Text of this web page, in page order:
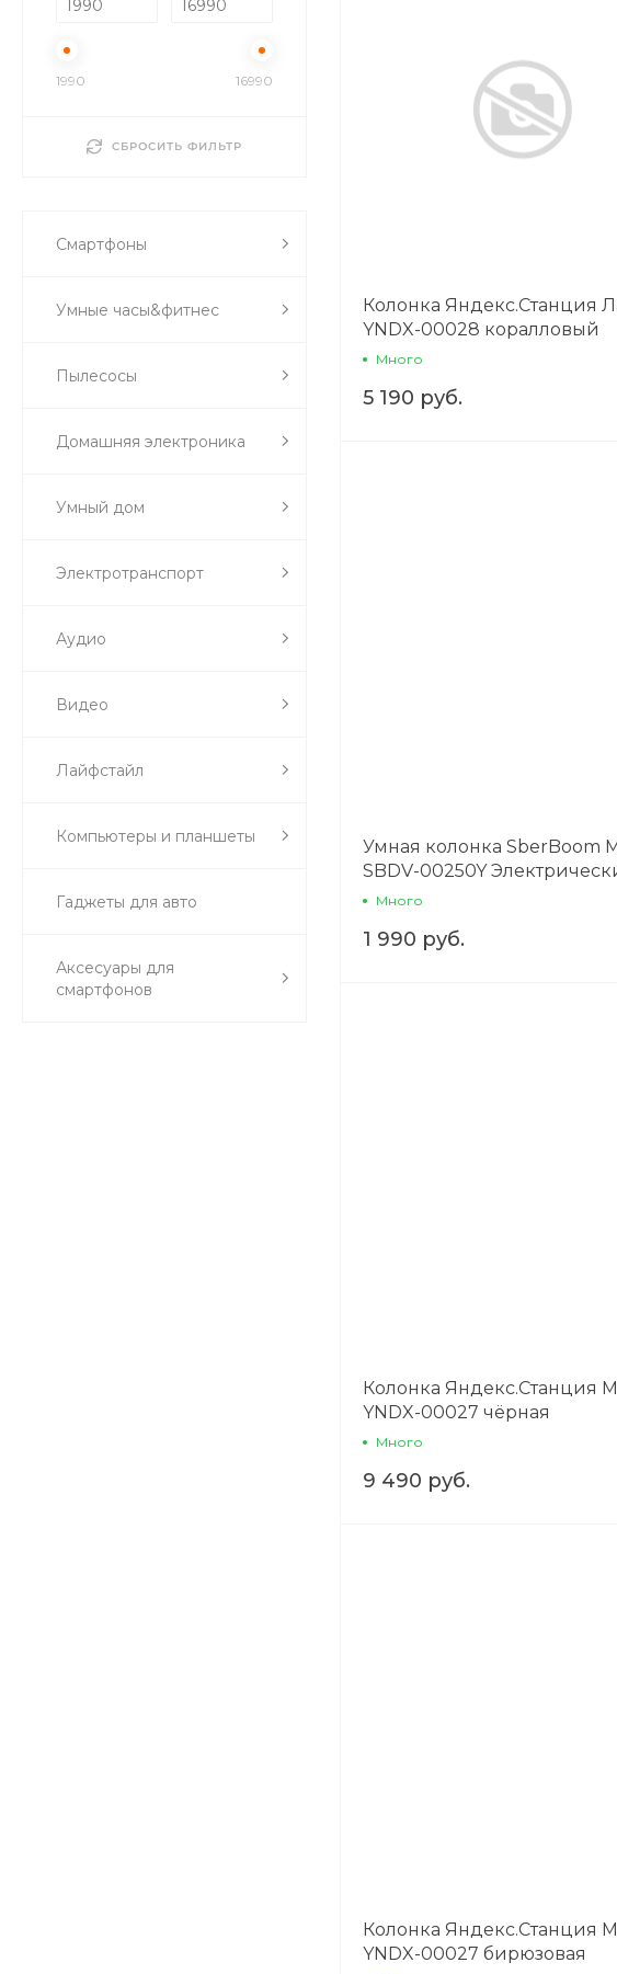
График
1990 16990
СБРОСИТЬ ФИЛЬТР
Смартфоны
Умные часы&фитнес
Пылесосы
Домашняя электроника
Умный дом
Электротранспорт
Аудио
Видео
Лайфстайл
Компьютеры и планшеты
Гаджеты для авто
Аксесуары для
смартфонов
Колонка Яндекс.Станция
YNDX-00028 коралловый
Много
5 190 руб.
Умная колонка SberBoom
SBDV-00250Y
жёлтый
Много
1 990 руб.
Колонка Яндекс.Станция
YNDX-00027 чёрная
Много
9 490 руб.
Колонка Яндекс.Станция
YNDX-00027 бирюзовая